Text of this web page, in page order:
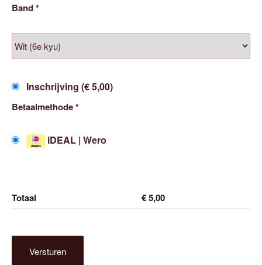
Band*
Inschrijving (€ 5,00)
Betaalmethode*
iDEAL | Wero
Totaal €5,00
Versturen